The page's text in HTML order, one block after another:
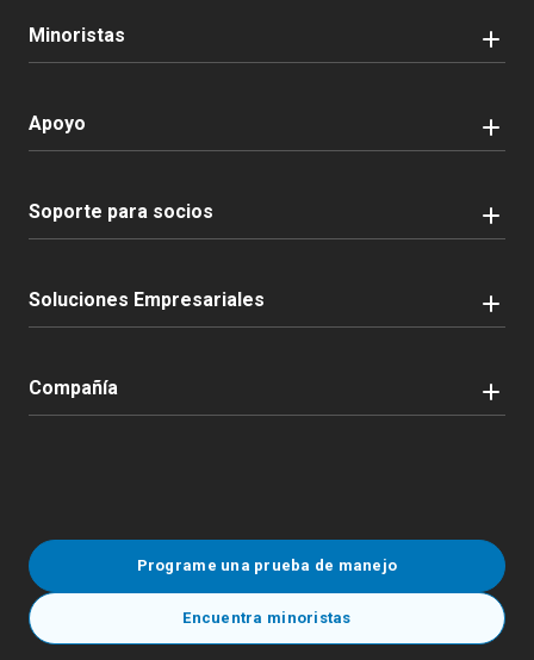
Minoristas
Apoyo
Soporte para socios
Soluciones Empresariales
Compañía
Programe una prueba de manejo
Encuentra minoristas